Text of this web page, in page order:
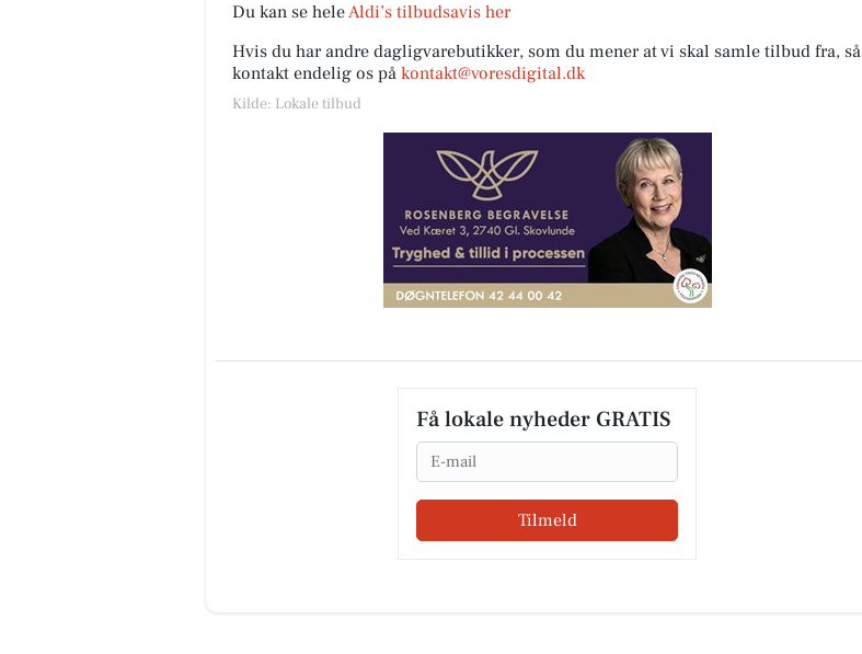
Du kan se heleAldi’s tilbudsavis her
Hvis du har andre dagligvarebutikker, som du mener at vi skal samle tilbud fra, så
kontakt endelig os på kontakt@voresdigital.dk
Kilde: Lokale tilbud
Få lokale nyheder GRATIS
Email
Tilmeld